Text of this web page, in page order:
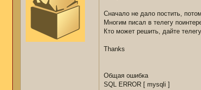
Сначало не дало постить,
Многим писал в телегу
Кто может решить, дайте
Thanks
Общая ошибка
SQL ERROR [ mysqli ]